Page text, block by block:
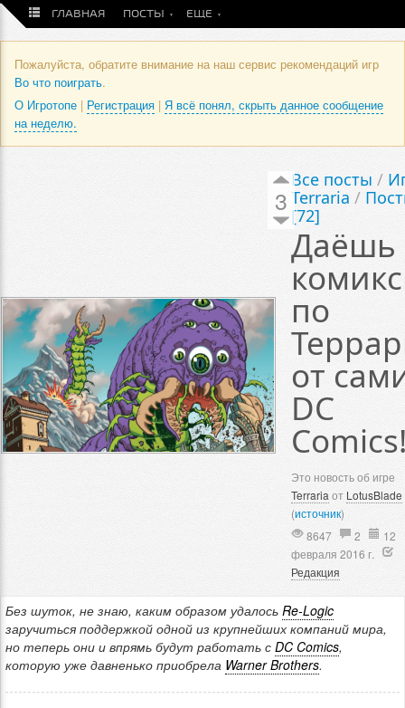
ГЛАВНАЯ ПОСТЫ ЕЩЕ
Пожалуйста, обратите внимание на наш сервис рекомендаций игр
Во что поиграть.
О Игротопе | Регистрация | Я всё понял, скрыть данное сообщение
на неделю.
3
Все посты /
Terraria /
[72]
Даёшь
по
от
DC
Это новость об игре
Terraria от LotusBlade
(источник)
8647
2
12
февраля 2016 г.
Редакция
Без шуток, не знаю, каким образом удалось Re-Logic
заручиться поддержкой одной из крупнейших компаний мира,
но теперь они и впрямь будут работать с DC Comics,
которую уже давненько приобрела Warner Brothers.